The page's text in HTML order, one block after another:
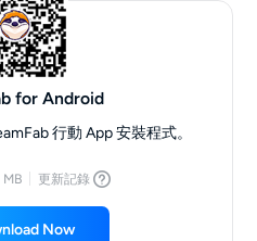
for Android
行動 App 安裝程式。
更新記錄
Now